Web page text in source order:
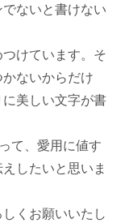
ないと書けない
けています。そ
ないからだけ
美しい文字が書
て、愛用に値す
したいと思いま
くお願いいたし